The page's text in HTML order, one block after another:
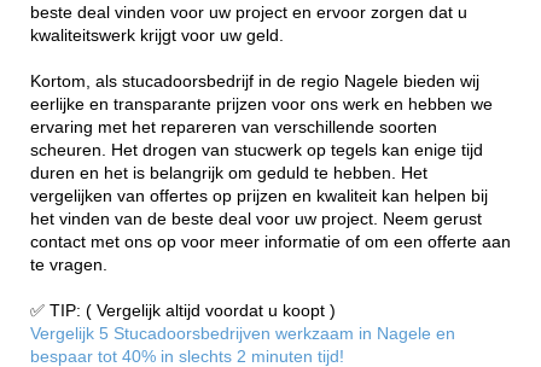
beste deal vinden voor uw project en ervoor zorgen dat u
kwaliteitswerk krijgt voor uw geld.
Kortom, als stucadoorsbedrijf in de regio Nagele bieden wij
eerlijke en transparante prijzen voor ons werk en hebben we
ervaring met het repareren van verschillende soorten
scheuren. Het drogen van stucwerk op tegels kan enige tijd
duren en het is belangrijk om geduld te hebben. Het
vergelijken van offertes op prijzen en kwaliteit kan helpen bij
het vinden van de beste deal voor uw project. Neem gerust
contact met ons op voor meer informatie of om een offerte aan
te vragen.
✅ TIP: ( Vergelijk altijd voordat u koopt )
Vergelijk 5 Stucadoorsbedrijven werkzaam in Nagele en
bespaar tot 40% in slechts 2 minuten tijd!